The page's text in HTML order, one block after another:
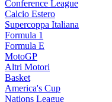
Conference League
Calcio Estero
Supercoppa Italiana
Formula 1
Formula E
MotoGP
Altri Motori
Basket
America's Cup
Nations League